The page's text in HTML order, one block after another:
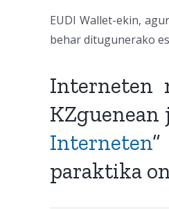
EUDI Wallet-ekin,
behar ditugunerako
Interneten
Interneten
paraktika